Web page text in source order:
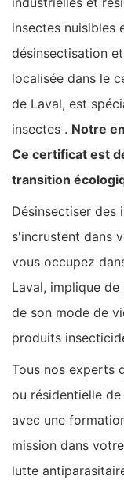
insectes nuisibles
désinsectisation
localisée dans le
de Laval, est
insectes . Notre
Ce certificat est
transition
Désinsectiser des
s'incrustent dans
vous occupez
Laval, implique
de son mode de
produits
Tous nos experts
ou résidentielle
avec une
mission dans
lutte